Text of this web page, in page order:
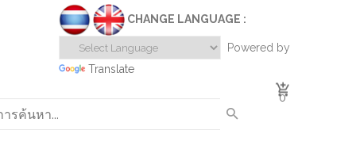
CHANGE LANGUAGE :
Powered by
Translate
0